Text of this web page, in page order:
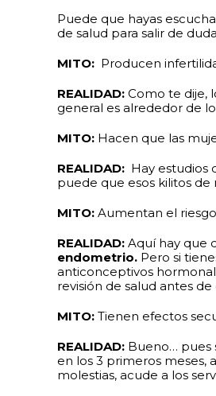
Puede que hayas
de salud para salir de
MITO: Producen
REALIDAD: Como te dije,
general es alrededor de
MITO: Hacen que las
REALIDAD: Hay estudios
puede que esos kilitos de
MITO: Aumentan el
REALIDAD: Aquí hay que
endometrio. Pero si
anticonceptivos
revisión de salud antes
MITO: Tienen efectos
REALIDAD: Bueno… pues
en los 3 primeros meses,
molestias, acude a los